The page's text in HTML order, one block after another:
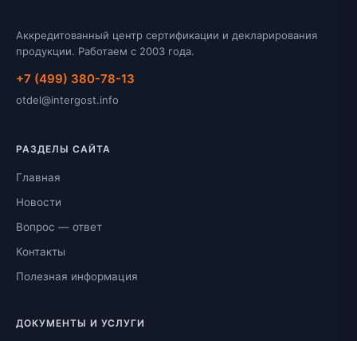
Аккредитованный центр сертификации и декларирования
продукции. Работаем с 2003 года.
+7 (499) 380-78-13
otdel@intergost.info
РАЗДЕЛЫ САЙТА
Главная
Новости
Вопрос — ответ
Контакты
Полезная информация
ДОКУМЕНТЫ И УСЛУГИ